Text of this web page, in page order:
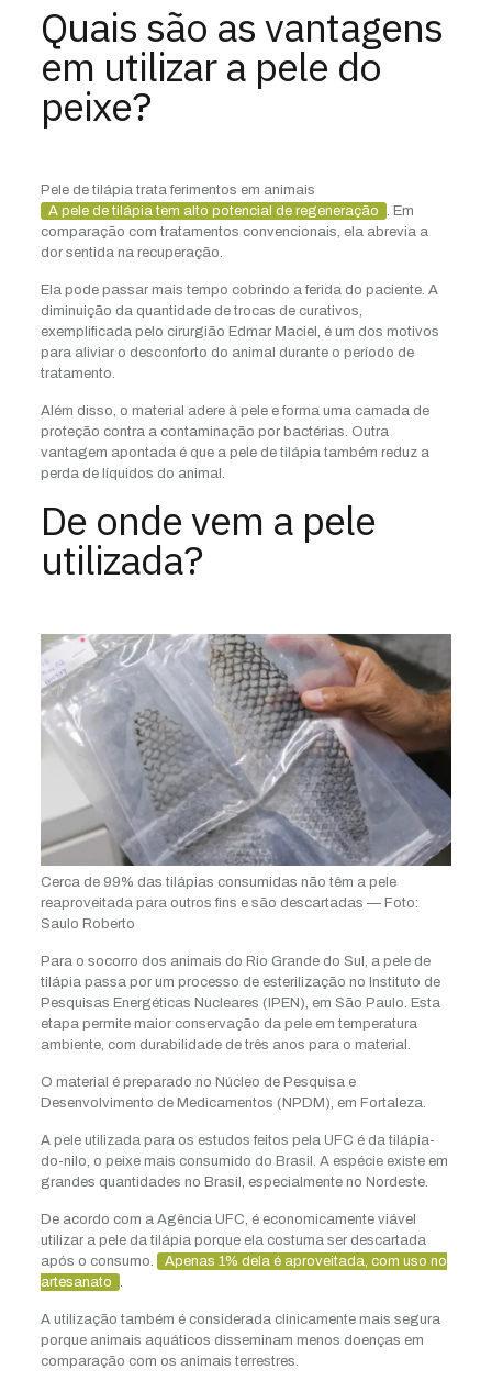
Quais são as vantagens
em utilizar a pele do
peixe?
Pele de tilápia trata ferimentos em animais
A pele de tilápia tem alto potencial de regeneração . Em
comparação com tratamentos convencionais, ela abrevia a
dor sentida na recuperação.
Ela pode passar mais tempo cobrindo a ferida do paciente. A
diminuição da quantidade de trocas de curativos,
exemplificada pelo cirurgião Edmar Maciel, é um dos motivos
para aliviar o desconforto do animal durante o período de
tratamento.
Além disso, o material adere à pele e forma uma camada de
proteção contra a contaminação por bactérias. Outra
vantagem apontada é que a pele de tilápia também reduz a
perda de líquidos do animal.
De onde vem a pele
utilizada?
Cerca de 99% das tilápias consumidas não têm a pele
reaproveitada para outros fins e são descartadas — Foto:
Saulo Roberto
Para o socorro dos animais do Rio Grande do Sul, a pele de
tilápia passa por um processo de esterilização no Instituto de
Pesquisas Energéticas Nucleares (IPEN), em São Paulo. Esta
etapa permite maior conservação da pele em temperatura
ambiente, com durabilidade de três anos para o material.
O material é preparado no Núcleo de Pesquisa e
Desenvolvimento de Medicamentos (NPDM), em Fortaleza.
A pele utilizada para os estudos feitos pela UFC é da tilápia-
do-nilo, o peixe mais consumido do Brasil. A espécie existe em
grandes quantidades no Brasil, especialmente no Nordeste.
De acordo com a Agência UFC, é economicamente viável
utilizar a pele da tilápia porque ela costuma ser descartada
após o consumo.
Apenas 1% dela é aproveitada, com uso no
artesanato .
A utilização também é considerada clinicamente mais segura
porque animais aquáticos disseminam menos doenças em
comparação com os animais terrestres.